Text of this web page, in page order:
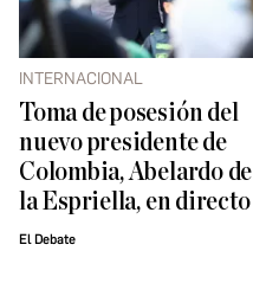
INTERNACIONAL
Toma de posesión del
nuevo presidente de
Colombia, Abelardo de
la Espriella, en directo
El Debate